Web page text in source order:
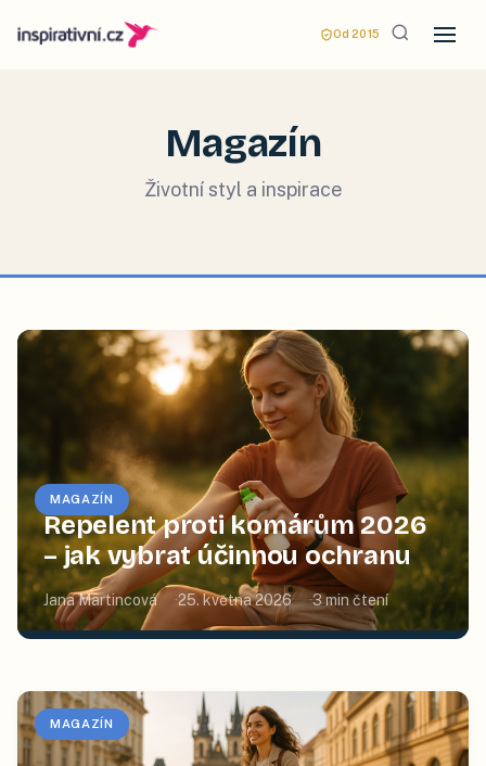
Od 2015
Magazín
Životní styl a inspirace
MAGAZÍN
Repelent proti komárům 2026
– jak vybrat účinnou ochranu
Jana Martincová 25. května 2026 3min čtení
MAGAZÍN